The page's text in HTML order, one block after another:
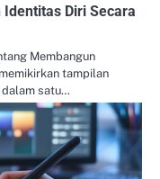
Diri Secara
Membangun
tampilan
dalam satu…